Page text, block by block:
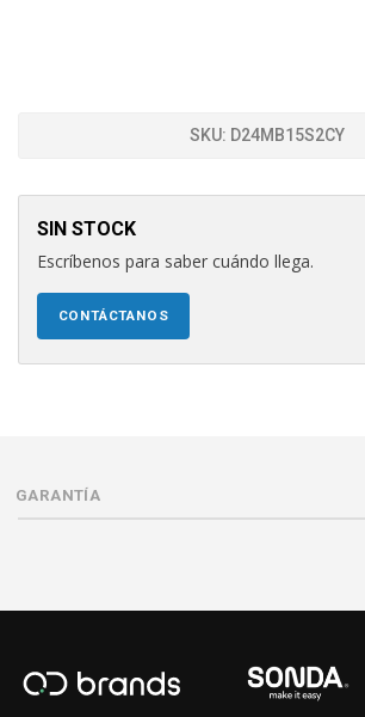
SKU: D24MB15S2CY
SIN STOCK
Escríbenos para saber cuándo llega.
CONTÁCTANOS
GARANTÍA